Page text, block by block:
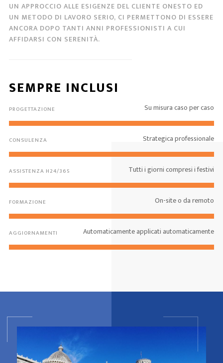
UN APPROCCIO ALLE ESIGENZE DEL CLIENTE ONESTO ED
UN METODO DI LAVORO SERIO, CI PERMETTONO DI ESSERE
ANCORA DOPO TANTI ANNI PROFESSIONISTI A CUI
AFFIDARSI CON SERENITÀ.
SEMPRE INCLUSI
PROGETTAZIONE Su misura caso per caso
CONSULENZA Strategica professionale
ASSISTENZA H24/365 Tutti i giorni compresi i festivi
FORMAZIONE On-site o da remoto
AGGIORNAMENTI Automaticamente applicati automaticamente